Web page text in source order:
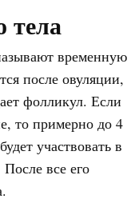
тела
временную
после овуляции,
фолликул. Если
то примерно до 4
участвовать в
все его